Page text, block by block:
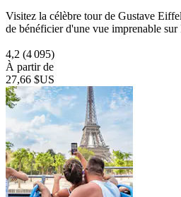
Visitez la célèbre tour de Gustave
de bénéficier d'une vue imprenable sur
4,2 (4 095)
À partir de
27,66 $US